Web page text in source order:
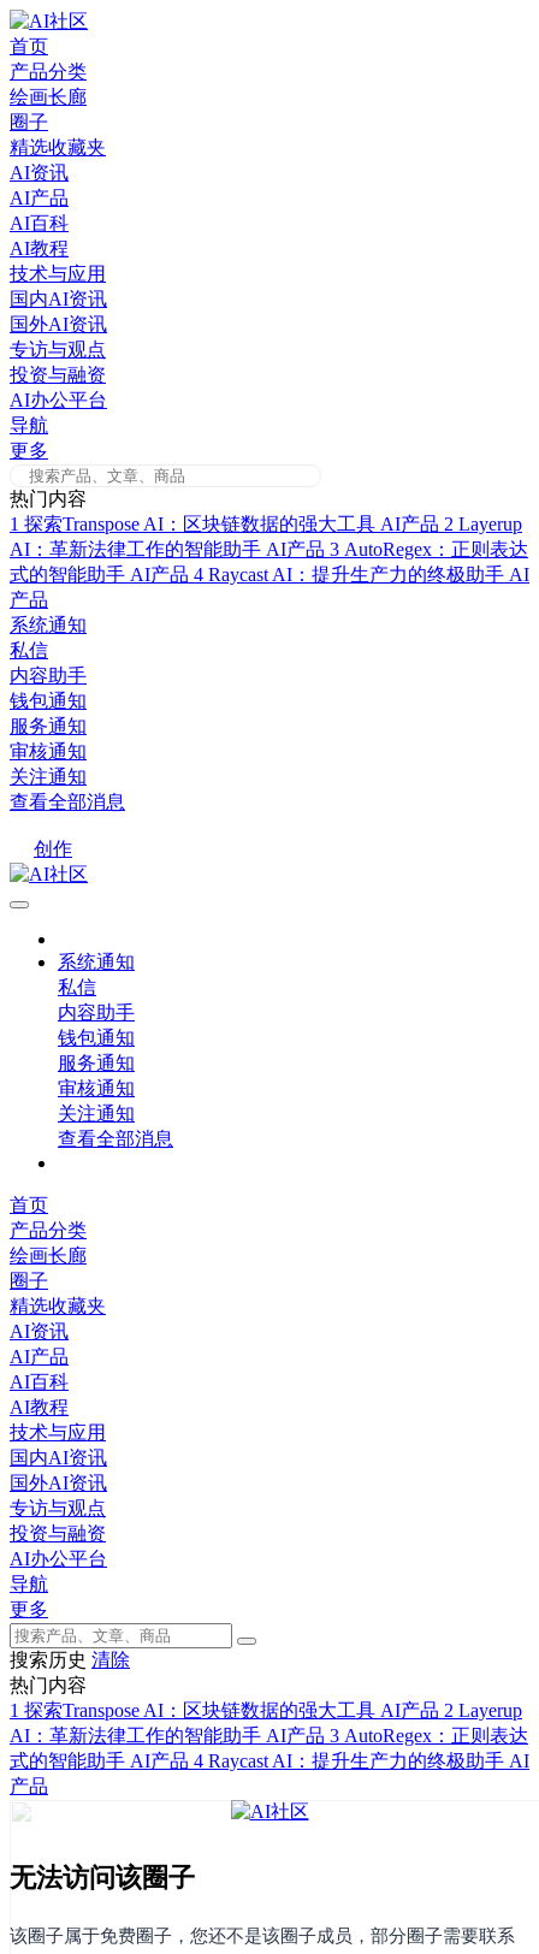
Skip
to
content
首页
产品分类
绘画长廊
圈子
精选收藏夹
AI资讯
AI产品
AI百科
AI教程
技术与应用
国内AI资讯
国外AI资讯
专访与观点
投资与融资
AI办公平台
导航
更多
热门内容
1 探索Transpose AI：区块链数据的强大工具 AI产品 2 Layerup
AI：革新法律工作的智能助手 AI产品 3 AutoRegex：正则表达
式的智能助手 AI产品 4 Raycast AI：提升生产力的终极助手 AI
产品
系统通知
私信
内容助手
钱包通知
服务通知
审核通知
关注通知
查看全部消息
创作
系统通知
私信
内容助手
钱包通知
服务通知
审核通知
关注通知
查看全部消息
首页
产品分类
绘画长廊
圈子
精选收藏夹
AI资讯
AI产品
AI百科
AI教程
技术与应用
国内AI资讯
国外AI资讯
专访与观点
投资与融资
AI办公平台
导航
更多
搜索历史 清除
热门内容
1 探索Transpose AI：区块链数据的强大工具 AI产品 2 Layerup
AI：革新法律工作的智能助手 AI产品 3 AutoRegex：正则表达
式的智能助手 AI产品 4 Raycast AI：提升生产力的终极助手 AI
产品
无法访问该圈子
该圈子属于免费圈子，您还不是该圈子成员，部分圈子需要联系